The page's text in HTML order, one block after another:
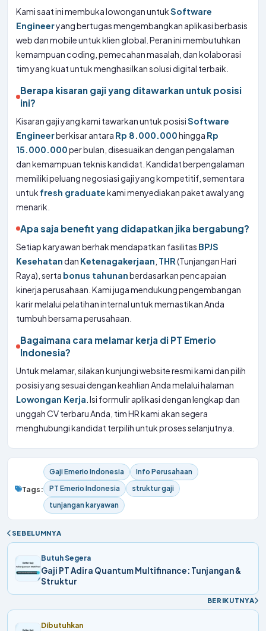
Kami saat ini membuka lowongan untukSoftware
Engineeryang bertugas mengembangkan aplikasi berbasis
web dan mobile untuk klien global. Peran ini membutuhkan
kemampuan coding, pemecahan masalah, dan kolaborasi
tim yang kuat untuk menghasilkan solusi digital terbaik.
Berapa kisaran gaji yang ditawarkan untuk posisi
ini?
Kisaran gaji yang kami tawarkan untuk posisiSoftware
Engineerberkisar antara Rp 8.000.000hingga Rp
15.000.000per bulan, disesuaikan dengan pengalaman
dan kemampuan teknis kandidat. Kandidat berpengalaman
memiliki peluang negosiasi gaji yang kompetitif, sementara
untuk fresh graduatekami menyediakan paket awal yang
menarik.
Apa saja benefit yang didapatkan jika bergabung?
Setiap karyawan berhak mendapatkan fasilitas BPJS
Kesehatandan Ketenagakerjaan THR(Tunjangan Hari
Raya), serta bonus tahunanberdasarkan pencapaian
kinerja perusahaan. Kami juga mendukung pengembangan
karir melalui pelatihan internal untuk memastikan Anda
tumbuh bersama perusahaan.
Bagaimana cara melamar kerja di PT Emerio
Indonesia?
Untuk melamar, silakan kunjungi website resmi kami dan pilih
posisi yang sesuai dengan keahlian Anda melalui halaman
Lowongan Kerja . Isi formulir aplikasi dengan lengkap dan
unggah CV terbaru Anda, tim HR kami akan segera
menghubungi kandidat terpilih untuk proses selanjutnya.
Tags:
Gaji Emerio Indonesia
Info Perusahaan
PT Emerio Indonesia
struktur gaji
tunjangan karyawan
SEBELUMNYA
Butuh Segera
Gaji PT Adira Quantum Multifinance: Tunjangan &
Struktur
BERIKUTNYA
Dibutuhkan